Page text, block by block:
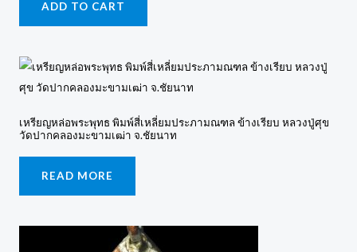
ADD TO CART
เหรียญหล่อพระพุทธ พิมพ์สี่เหลี่ยมประภามณฑล ข้างเรียบ หลวงปู่ศุข
วัดปากคลองมะขามเฒ่า จ.ชัยนาท
READ MORE